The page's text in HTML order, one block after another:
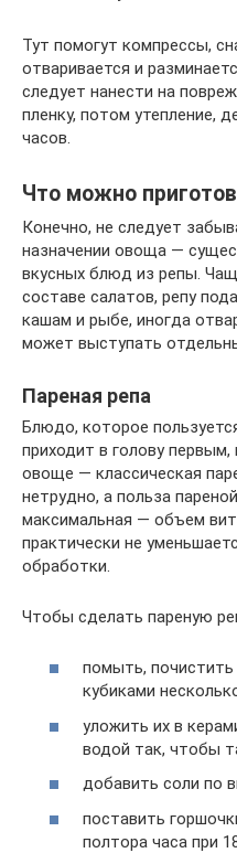
Тут помогут компрессы,
отваривается и
следует нанести на
пленку, потом утепление,
часов.
Что можно
Конечно, не следует
назначении овоща —
вкусных блюд из репы.
составе салатов, репу
кашам и рыбе, иногда
может выступать
Пареная репа
Блюдо, которое
приходит в голову
овоще — классическая
нетрудно, а польза
максимальная — объем
практически не
обработки.
Чтобы сделать пареную
помыть,
кубиками
уложить их в
водой так, чтобы
добавить соли по
поставить
полтора часа при